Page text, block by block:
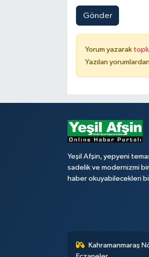
Gönder
Yorum yazarak
Yazılan
Yeşil Afşin, yepyeni
sadelik ve modernizmi
haber okuyabilecekleri
Kahramanmaraş